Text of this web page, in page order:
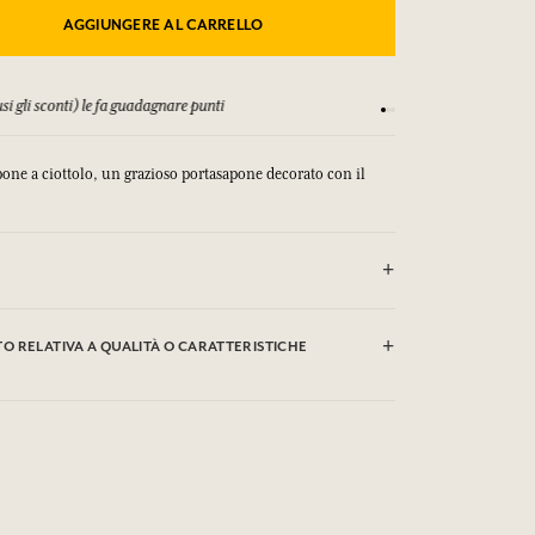
AGGIUNGERE AL CARRELLO
gli sconti) le fa guadagnare punti
a ciottolo, un grazioso portasapone decorato con il
RELATIVA A QUALITÀ O CARATTERISTICHE